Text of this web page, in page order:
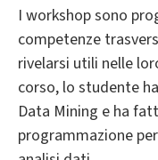
I workshop sono
competenze
rivelarsi utili nelle
corso, lo studente
Data Mining e ha
programmazione